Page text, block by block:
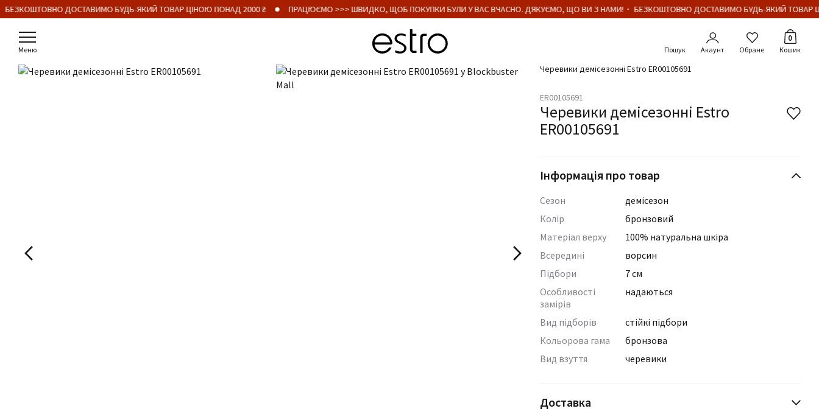
ДОСТАВИМО БУДЬ-ЯКИЙ ТОВАР ЦІНОЮ ПОНАД 2000 ₴ ПРАЦЮЄМО >>> ШВИДКО, ЩОБ ПОКУПКИ БУЛИ У ВАС ВЧАСНО. ДЯКУЄМО, ЩО ВИ З НАМИ!・ БЕЗКОШТОВНО ДОСТАВИМО БУДЬ-ЯКИЙ ТОВАР
Меню Акаунт Обране
0
Кошик
Черевики демісезонні Estro ER00105691
ER00105691
Черевики демісезонні Estro
ER00105691
Інформація про товар
Сезон
демісезон
Колір
бронзовий
Матеріал верху
100% натуральна шкіра
Всередині
ворсин
Підбори
7 см
Особливості
замірів
надаються
Вид підборів
стійкі підбори
Кольорова гама
бронзова
Вид взуття
черевики
Доставка